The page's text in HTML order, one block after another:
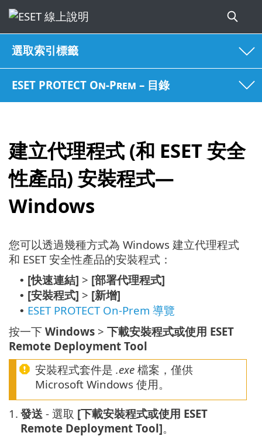
選取索引標籤
ESET PROTECT On-Prem – 目錄
建立代理程式 (和 ESET 安全
性產品) 安裝程式—
Windows
您可以透過幾種方式為 Windows 建立代理程式
和 ESET 安全性產品的安裝程式：
• [快速連結] > [部署代理程式]
• [安裝程式] > [新增]
• ESET PROTECT On-Prem 導覽
按一下 Windows > 下載安裝程式或使用 ESET
Remote Deployment Tool
安裝程式套件是 .exe 檔案，僅供
Microsoft Windows 使用。
1. 發送 - 選取 [下載安裝程式或使用 ESET
Remote Deployment Tool]。